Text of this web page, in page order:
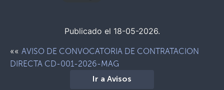
Publicado el 18-05-2026.
«« AVISO DE CONVOCATORIA DE CONTRATACION
DIRECTA CD-001-2026-MAG
Ir a Avisos